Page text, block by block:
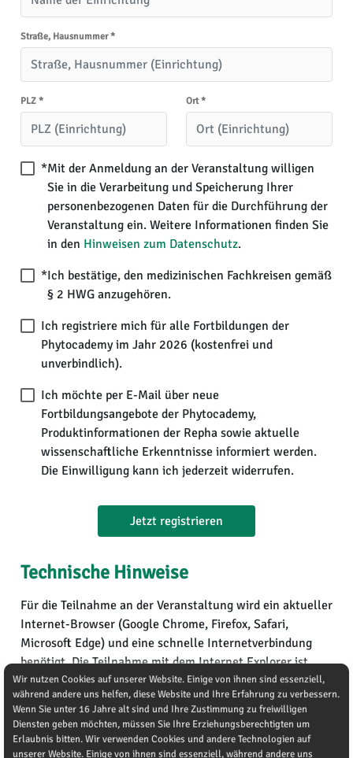
Wir nutzen Cookies auf unserer Website. Einige von ihnen sind essenziell,
während andere uns helfen, diese Website und Ihre Erfahrung zu verbessern.
Wenn Sie unter 16 Jahre alt sind und Ihre Zustimmung zu freiwilligen
Diensten geben möchten, müssen Sie Ihre Erziehungsberechtigten um
Erlaubnis bitten. Wir verwenden Cookies und andere Technologien auf
unserer Website. Einige von ihnen sind essenziell, während andere uns
Straße, Hausnummer*
PLZ * Ort*
*Mit der Anmeldung an der Veranstaltung willigen
Sie in die Verarbeitung und Speicherung Ihrer
personenbezogenen Daten für die Durchführung der
Veranstaltung ein. Weitere Informationen finden Sie
in den Hinweisen zum Datenschutz.
*Ich bestätige, den medizinischen Fachkreisen gemäß
§ 2 HWG anzugehören.
Ich registriere mich für alle Fortbildungen der
Phytocademy im Jahr 2026 (kostenfrei und
unverbindlich).
Ich möchte per E-Mail über neue
Fortbildungsangebote der Phytocademy,
Produktinformationen der Repha sowie aktuelle
wissenschaftliche Erkenntnisse informiert werden.
Die Einwilligung kann ich jederzeit widerrufen.
Jetzt registrieren
Technische Hinweise
Für die Teilnahme an der Veranstaltung wird ein aktueller
Internet-Browser (Google Chrome, Firefox, Safari,
Microsoft Edge) und eine schnelle Internetverbindung
benötigt. Die Teilnahme mit dem Internet Explorer ist
nichtmöglich. Die Teilnahme ist auch über Ihr
Smartphone sowie die meisten Tablet-PCs und Smart-TV-
Geräte möglich, sofern ein aktueller Browser (s.o.)
installiert ist.